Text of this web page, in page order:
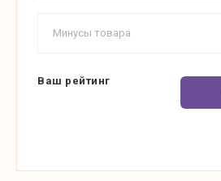
Ваш рейтинг